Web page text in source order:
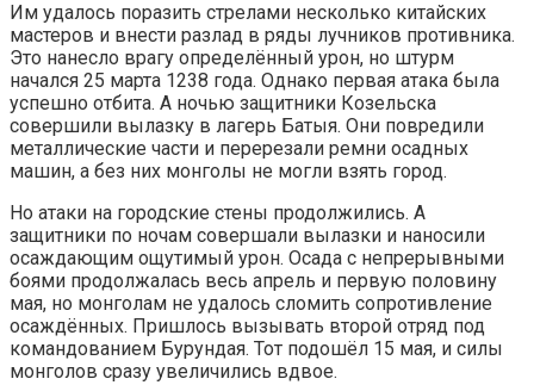
Им удалось поразить стрелами несколько китайских
мастеров и внести разлад в ряды лучников противника.
Это нанесло врагу определённый урон, но штурм
начался 25 марта 1238 года. Однако первая атака была
успешно отбита. А ночью защитники Козельска
совершили вылазку в лагерь Батыя. Они повредили
металлические части и перерезали ремни осадных
машин, а без них монголы не могли взять город.
Но атаки на городские стены продолжились. А
защитники по ночам совершали вылазки и наносили
осаждающим ощутимый урон. Осада с непрерывными
боями продолжалась весь апрель и первую половину
мая, но монголам не удалось сломить сопротивление
осаждённых. Пришлось вызывать второй отряд под
командованием Бурундая. Тот подошёл 15 мая, и силы
монголов сразу увеличились вдвое.